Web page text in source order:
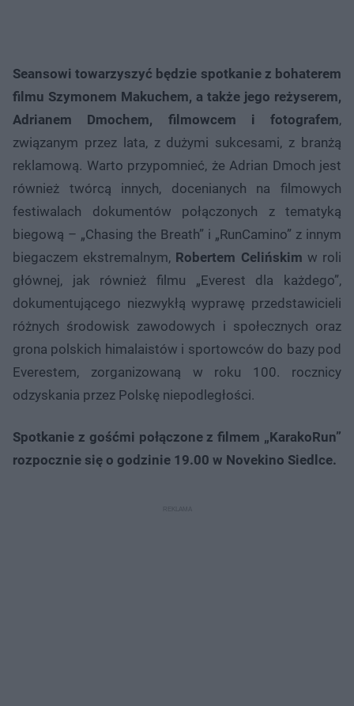
Seansowi towarzyszyć będzie spotkanie z bohaterem
filmu Szymonem Makuchem, a także jego reżyserem,
Adrianem Dmochem, filmowcem i fotografem,
związanym przez lata, z dużymi sukcesami, z branżą
reklamową. Warto przypomnieć, że Adrian Dmoch jest
również twórcą innych, docenianych na filmowych
festiwalach dokumentów połączonych z tematyką
biegową – „Chasing the Breath” i „RunCamino” z innym
biegaczem ekstremalnym, Robertem Celińskim w roli
głównej, jak również filmu „Everest dla każdego”,
dokumentującego niezwykłą wyprawę przedstawicieli
różnych środowisk zawodowych i społecznych oraz
grona polskich himalaistów i sportowców do bazy pod
Everestem, zorganizowaną w roku 100. rocznicy
odzyskania przez Polskę niepodległości.
Spotkanie z gośćmi połączone z filmem „KarakoRun”
rozpocznie się o godzinie 19.00 w Novekino Siedlce.